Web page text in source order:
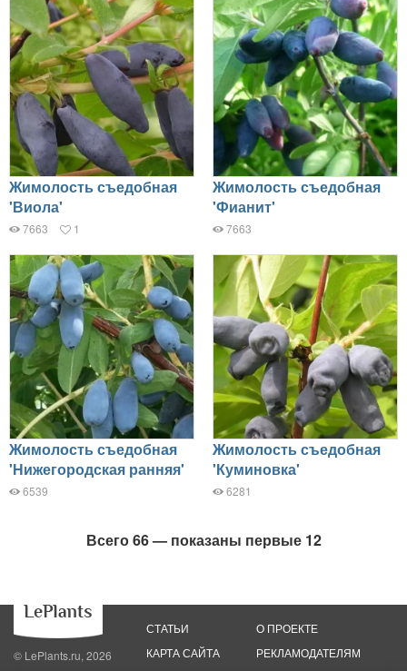
Жимолость съедобная
'Виола'
7663 1
Жимолость съедобная
'Фианит'
7663
Жимолость съедобная
'Нижегородская ранняя'
6539
Жимолость съедобная
'Куминовка'
6281
Всего 66 — показаны первые 12
© LePlants.ru, 2026
СТАТЬИ
КАРТА САЙТА
О ПРОЕКТЕ
РЕКЛАМОДАТЕЛЯМ